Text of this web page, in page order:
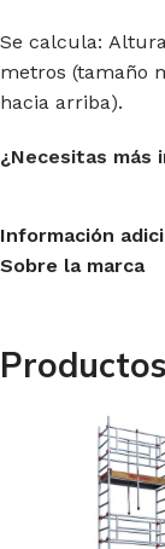
Se calcula:
metros (tamaño
hacia arriba).
¿Necesitas más
Información
Sobre la marca